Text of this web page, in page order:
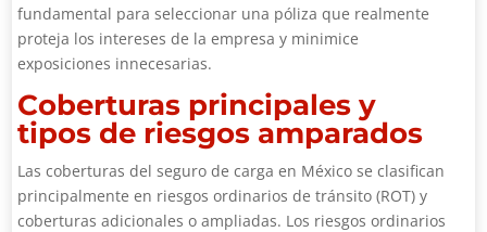
fundamental para seleccionar una póliza que realmente
proteja los intereses de la empresa y minimice
exposiciones innecesarias.
Coberturas principales y
tipos de riesgos amparados
Las coberturas del seguro de carga en México se clasifican
principalmente en riesgos ordinarios de tránsito (ROT) y
coberturas adicionales o ampliadas. Los riesgos ordinarios